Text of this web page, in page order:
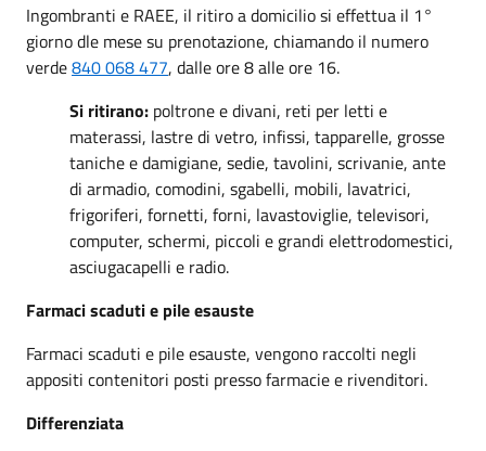
Ingombranti e RAEE, il ritiro a domicilio si effettua il 1°
giorno dle mese su prenotazione, chiamando il numero
verde840 068 477, dalle ore 8 alle ore 16.
Si ritirano: poltrone e divani, reti per letti e
materassi, lastre di vetro, infissi, tapparelle, grosse
taniche e damigiane, sedie, tavolini, scrivanie, ante
di armadio, comodini, sgabelli, mobili, lavatrici,
frigoriferi, fornetti, forni, lavastoviglie, televisori,
computer, schermi, piccoli e grandi elettrodomestici,
asciugacapelli e radio.
Farmaci scaduti e pile esauste
Farmaci scaduti e pile esauste, vengono raccolti negli
appositi contenitori posti presso farmacie e rivenditori.
Differenziata